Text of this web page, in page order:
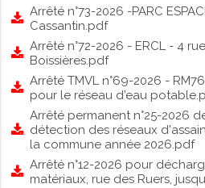
Arrêté n°73-2026 -PARC
Cassantin.pdf
Arrêté n°72-2026 - ERCL - 4
Boissières.pdf
Arrêté TMVL n°69-2026 -
pour le réseau d'eau
Arrêté permanent n°25-2026
détection des réseaux
la commune année 2026.pdf
Arrêté n°12-2026 pour
matériaux, rue des Ruers,